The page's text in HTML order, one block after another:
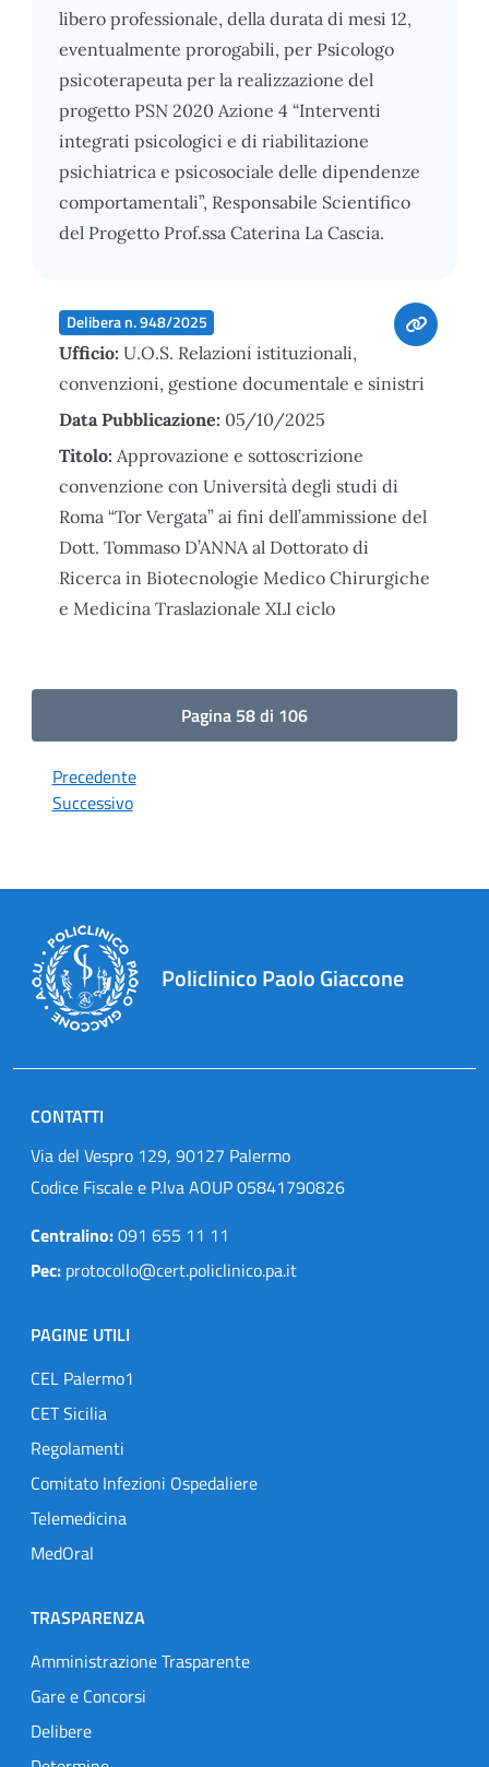
libero professionale, della durata di mesi 12,
eventualmente prorogabili, per Psicologo
psicoterapeuta per la realizzazione del
progetto PSN 2020 Azione 4 “Interventi
integrati psicologici e di riabilitazione
psichiatrica e psicosociale delle dipendenze
comportamentali”, Responsabile Scientifico
del Progetto Prof.ssa Caterina La Cascia.
Delibera n. 948/2025
Ufficio: U.O.S. Relazioni istituzionali,
convenzioni, gestione documentale e sinistri
Data Pubblicazione: 05/10/2025
Titolo: Approvazione e sottoscrizione
convenzione con Università degli studi di
Roma “Tor Vergata” ai fini dell’ammissione del
Dott. Tommaso D’ANNA al Dottorato di
Ricerca in Biotecnologie Medico Chirurgiche
e Medicina Traslazionale XLI ciclo
Pagina 58 di 106
Precedente
Successivo
Policlinico Paolo Giaccone
CONTATTI
Via del Vespro 129, 90127 Palermo
Codice Fiscale e P.Iva AOUP 05841790826
Centralino:091 655 11 11
Pec: protocollo@cert.policlinico.pa.it
PAGINE UTILI
CEL Palermo1
CET Sicilia
Regolamenti
Comitato Infezioni Ospedaliere
Telemedicina
MedOral
TRASPARENZA
Amministrazione Trasparente
Gare e Concorsi
Delibere